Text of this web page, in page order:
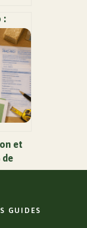
:
pour
et
de
et
GUIDES